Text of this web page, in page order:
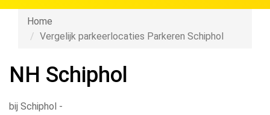
Home
Vergelijk parkeerlocaties Parkeren Schiphol
NH Schiphol
bij Schiphol -